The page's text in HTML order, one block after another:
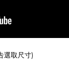
選取尺寸)